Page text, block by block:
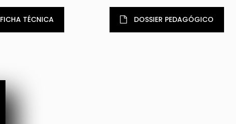
FICHA TÉCNICA DOSSIER PEDAGÓGICO